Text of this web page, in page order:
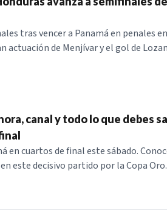
tras vencer a Panamá en penales
actuación de Menjívar y el gol de
canal y todo lo que debes
en cuartos de final este sábado.
este decisivo partido por la Copa Oro.